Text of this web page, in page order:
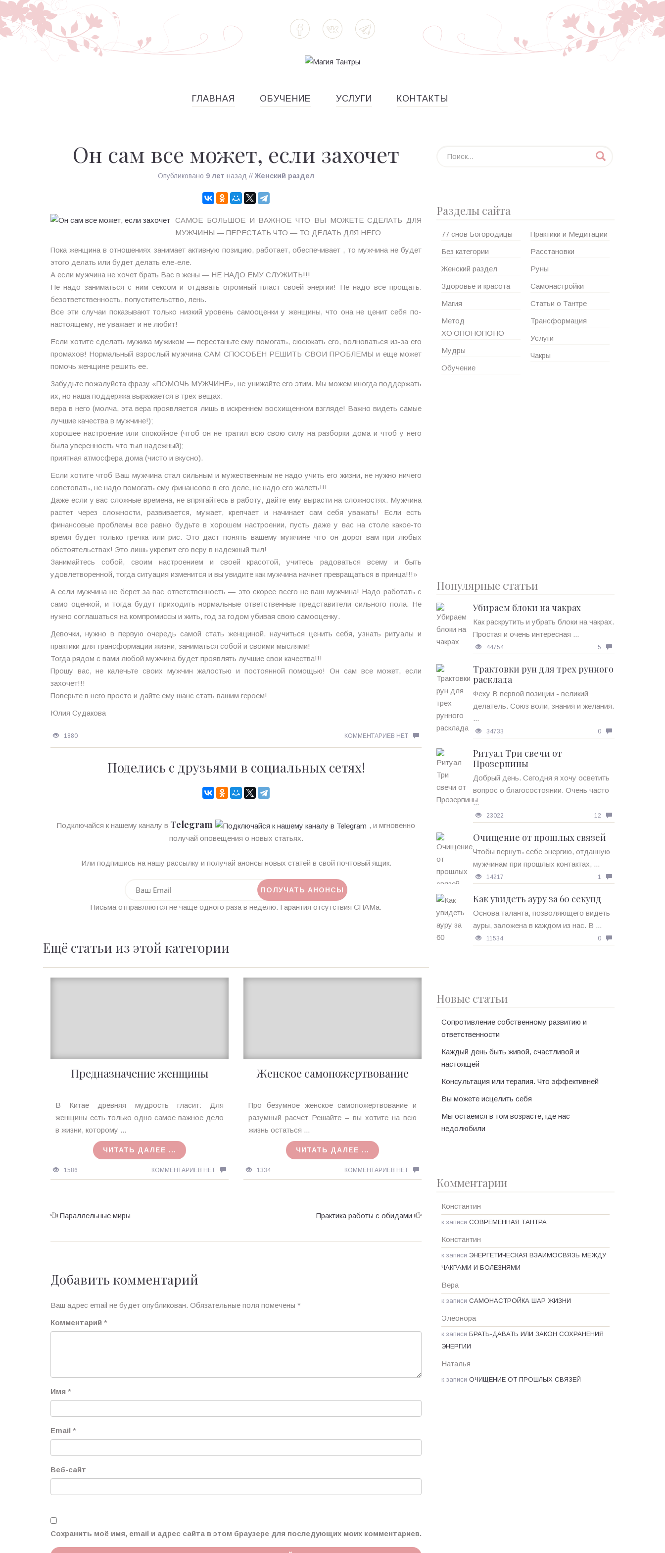
ГЛАВНАЯ ОБУЧЕНИЕ УСЛУГИ КОНТАКТЫ
Он сам все может, если захочет
Опубликовано 9 лет назад // Женский раздел
САМОЕ БОЛЬШОЕ И ВАЖНОЕ ЧТО ВЫ МОЖЕТЕ СДЕЛАТЬ ДЛЯ
МУЖЧИНЫ — ПЕРЕСТАТЬ ЧТО — ТО ДЕЛАТЬ ДЛЯ НЕГО
Пока женщина в отношениях занимает активную позицию, работает, обеспечивает , то мужчина не будет
этого делать или будет делать еле-еле.
А если мужчина не хочет брать Вас в жены — НЕ НАДО ЕМУ СЛУЖИТЬ!!!
Не надо заниматься с ним сексом и отдавать огромный пласт своей энергии! Не надо все прощать:
безответственность, попустительство, лень.
Все эти случаи показывают только низкий уровень самооценки у женщины, что она не ценит себя по-
настоящему, не уважает и не любит!
Если хотите сделать мужика мужиком — перестаньте ему помогать, сюсюкать его, волноваться из-за его
промахов! Нормальный взрослый мужчина САМ СПОСОБЕН РЕШИТЬ СВОИ ПРОБЛЕМЫ и еще может
помочь женщине решить ее.
Забудьте пожалуйста фразу «ПОМОЧЬ МУЖЧИНЕ», не унижайте его этим. Мы можем иногда поддержать
их, но наша поддержка выражается в трех вещах:
вера в него (молча, эта вера проявляется лишь в искреннем восхищенном взгляде! Важно видеть самые
лучшие качества в мужчине!);
хорошее настроение или спокойное (чтоб он не тратил всю свою силу на разборки дома и чтоб у него
была уверенность что тыл надежный);
приятная атмосфера дома (чисто и вкусно).
Если хотите чтоб Ваш мужчина стал сильным и мужественным не надо учить его жизни, не нужно ничего
советовать, не надо помогать ему финансово в его деле, не надо его жалеть!!!
Даже если у вас сложные времена, не впрягайтесь в работу, дайте ему вырасти на сложностях. Мужчина
растет через сложности, развивается, мужает, крепчает и начинает сам себя уважать! Если есть
финансовые проблемы все равно будьте в хорошем настроении, пусть даже у вас на столе какое-то
время будет только гречка или рис. Это даст понять вашему мужчине что он дорог вам при любых
обстоятельствах! Это лишь укрепит его веру в надежный тыл!
Занимайтесь собой, своим настроением и своей красотой, учитесь радоваться всему и быть
удовлетворенной, тогда ситуация изменится и вы увидите как мужчина начнет превращаться в принца!!!»
А если мужчина не берет за вас ответственность — это скорее всего не ваш мужчина! Надо работать с
само оценкой, и тогда будут приходить нормальные ответственные представители сильного пола. Не
нужно соглашаться на компромиссы и жить, год за годом убивая свою самооценку.
Девочки, нужно в первую очередь самой стать женщиной, научиться ценить себя, узнать ритуалы и
практики для трансформации жизни, заниматься собой и своими мыслями!
Тогда рядом с вами любой мужчина будет проявлять лучшие свои качества!!!
Прошу вас, не калечьте своих мужчин жалостью и постоянной помощью! Он сам все может, если
захочет!!!
Поверьте в него просто и дайте ему шанс стать вашим героем!
Юлия Судакова
1880 КОММЕНТАРИЕВ НЕТ
Поделись с друзьями в социальных сетях!
Подключайся к нашему каналу в Telegram
, и мгновенно
получай оповещения о новых статьях.
Или подпишись на нашу рассылку и получай анонсы новых статей в свой почтовый ящик.
Письма отправляются не чаще одного раза в неделю. Гарантия отсутствия СПАМа.
Ещё статьи из этой категории
Предназначение женщины
Ирина
MagicTantra
26.10.2015
В Китае древняя мудрость гласит: Для
женщины есть только одно самое важное дело
в жизни, которому ...
ЧИТАТЬ ДАЛЕЕ ...
1586 КОММЕНТАРИЕВ НЕТ
Женское самопожертвование
Ирина
MagicTantra
25.08.2015
Про безумное женское самопожертвование и
разумный расчет Решайте – вы хотите на всю
жизнь остаться ...
ЧИТАТЬ ДАЛЕЕ ...
1334 КОММЕНТАРИЕВ НЕТ
Параллельные миры Практика работы с обидами
Добавить комментарий
Ваш адрес email не будет опубликован. Обязательные поля помечены *
Комментарий *
Имя *
Email *
Веб-сайт
Сохранить моё имя, email и адрес сайта в этом браузере для последующих моих комментариев.
Разделы сайта
77 снов Богородицы
Без категории
Женский раздел
Здоровье и красота
Магия
Метод
ХО’ОПОНОПОНО
Мудры
Обучение
Практики и Медитации
Расстановки
Руны
Самонастройки
Статьи о Тантре
Трансформация
Услуги
Чакры
Популярные статьи
Убираем блоки на чакрах
Как раскрутить и убрать блоки на чакрах.
Простая и очень интересная ...
44754 5
Трактовки рун для трех рунного
расклада
Феху В первой позиции - великий
делатель. Союз воли, знания и желания.
...
34733 0
Ритуал Три свечи от
Прозерпины
Добрый день. Сегодня я хочу осветить
вопрос о благосостоянии. Очень часто
...
23022 12
Очищение от прошлых связей
Чтобы вернуть себе энергию, отданную
мужчинам при прошлых контактах, ...
14217 1
Как увидеть ауру за 60 секунд
Основа таланта, позволяющего видеть
ауры, заложена в каждом из нас. В ...
11534 0
Новые статьи
Сопротивление собственному развитию и
ответственности
Каждый день быть живой, счастливой и
настоящей
Консультация или терапия. Что эффективней
Вы можете исцелить себя
Мы остаемся в том возрасте, где нас
недолюбили
Комментарии
Константин
к записи СОВРЕМЕННАЯ ТАНТРА
Константин
к записи ЭНЕРГЕТИЧЕСКАЯ ВЗАИМОСВЯЗЬ МЕЖДУ
ЧАКРАМИ И БОЛЕЗНЯМИ
Вера
к записи САМОНАСТРОЙКА ШАР ЖИЗНИ
Элеонора
к записи БРАТЬ-ДАВАТЬ ИЛИ ЗАКОН СОХРАНЕНИЯ
ЭНЕРГИИ
Наталья
к записи ОЧИЩЕНИЕ ОТ ПРОШЛЫХ СВЯЗЕЙ